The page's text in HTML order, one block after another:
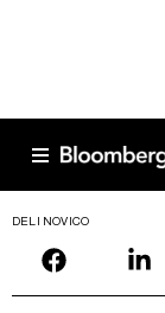
DELI NOVICO